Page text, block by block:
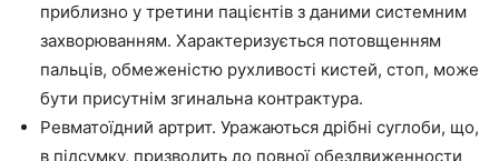
приблизно у третини пацієнтів з даними системним
захворюванням. Характеризується потовщенням
пальців, обмеженістю рухливості кистей, стоп, може
бути присутнім згинальна контрактура.
Ревматоїдний артрит. Уражаються дрібні суглоби, що,
в підсумку, призводить до повної обездвиженности